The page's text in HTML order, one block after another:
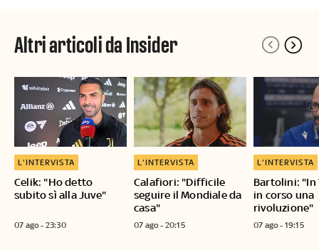
Altri articoli da Insider
Celik: "Ho detto
subito sì alla Juve"
L'INTERVISTA
07 ago - 23:30
Calafiori: "Difficile
seguire il Mondiale da
casa"
L'INTERVISTA
07 ago - 20:15
Bartolini: "In
in corso una
rivoluzione"
L'INTERVISTA
07 ago - 19:15